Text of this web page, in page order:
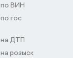
по ВИН
гос
на ДТП
розыск